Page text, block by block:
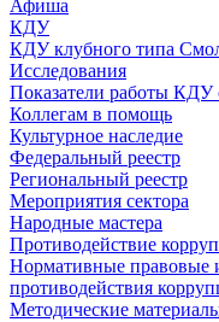
Афиша
КДУ
КДУ клубного типа
Исследования
Показатели работы КДУ
Коллегам в помощь
Культурное наследие
Федеральный реестр
Региональный реестр
Мероприятия сектора
Народные мастера
Противодействие
Нормативные правовые
противодействия
Методические